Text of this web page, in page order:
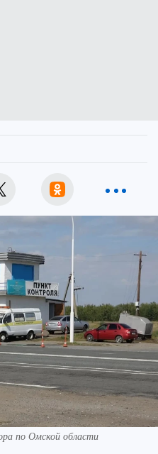
по Омской области